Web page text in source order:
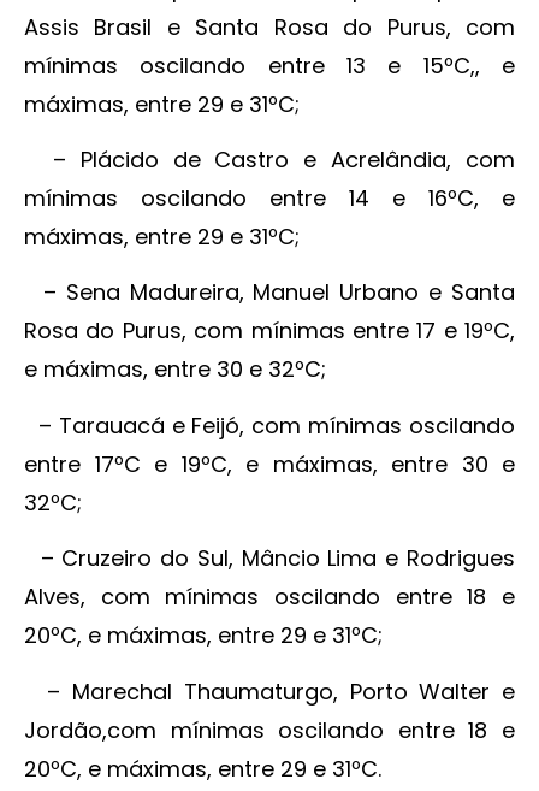
Assis Brasil e Santa Rosa do Purus, com
mínimas oscilando entre 13 e 15ºC,, e
máximas, entre 29 e 31ºC;
– Plácido de Castro e Acrelândia, com
mínimas oscilando entre 14 e 16ºC, e
máximas, entre 29 e 31ºC;
– Sena Madureira, Manuel Urbano e Santa
Rosa do Purus, com mínimas entre 17 e 19ºC,
e máximas, entre 30 e 32ºC;
– Tarauacá e Feijó, com mínimas oscilando
entre 17ºC e 19ºC, e máximas, entre 30 e
32ºC;
– Cruzeiro do Sul, Mâncio Lima e Rodrigues
Alves, com mínimas oscilando entre 18 e
20ºC, e máximas, entre 29 e 31ºC;
– Marechal Thaumaturgo, Porto Walter e
Jordão,com mínimas oscilando entre 18 e
20ºC, e máximas, entre 29 e 31ºC.